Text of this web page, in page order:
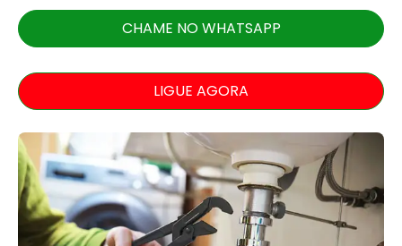
CHAME NO WHATSAPP
LIGUE AGORA